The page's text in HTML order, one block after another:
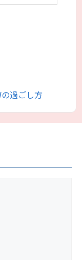
過ごし方